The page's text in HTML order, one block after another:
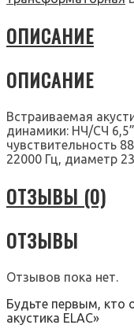
ОПИСАНИЕ
ОПИСАНИЕ
Встраиваемая
динамики: НЧ/СЧ
чувствительность
22000 Гц, диаметр
ОТЗЫВЫ (0)
ОТЗЫВЫ
Отзывов пока нет.
Будьте первым, кто
акустика ELAC»